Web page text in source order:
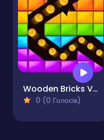
Wooden Bricks Vs Balls
0 (0 Голосів)